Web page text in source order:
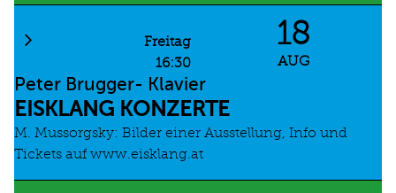
Freitag
16:30
18
AUG
Peter Brugger- Klavier
EISKLANG KONZERTE
M. Mussorgsky: Bilder einer Ausstellung, Info und
Tickets auf www.eisklang.at